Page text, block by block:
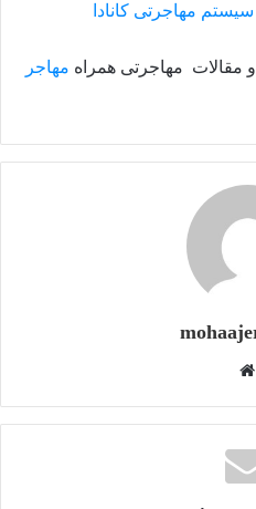
مهاجرتی کانادا
و مقالات مهاجرتی همراه مهاجر
س
ا